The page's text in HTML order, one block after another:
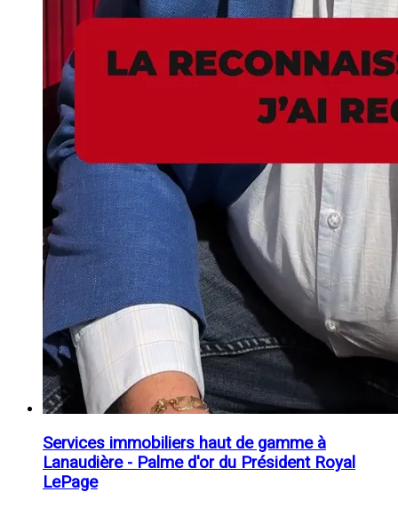
Services immobiliers haut de gamme à
Lanaudière - Palme d'or du Président Royal
LePage